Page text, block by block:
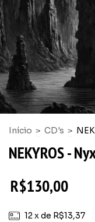
Início > CD's >
NEKYROS -
R$130,00
12x de R$13,37